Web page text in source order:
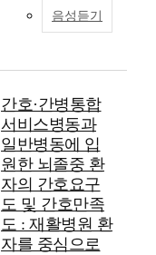
10개교)하여 농산어
촌 연중돌봄학교 6학
총 311명(남, 여)을 표
집하여 분석하였다.
교육만족도 및 자아존
중감 분석도구의 신뢰
도를 알아보기 위하여
Cronbach's α를 이용
하였고 돌봄학생과 일
반학생의 교육만족도
차이, 돌봄학생과 일
음성듣기
간호·간병통합
서비스병동과
일반병동에 입
원한 뇌졸중 환
자의 간호요구
도 및 간호만족
도 : 재활병원 환
자를 중심으로